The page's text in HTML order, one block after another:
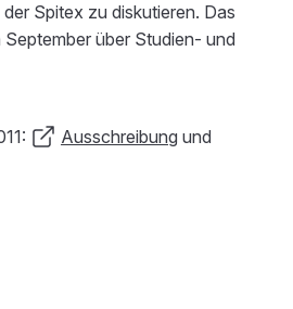
Spitex zu diskutieren. Das
über Studien- und
Ausschreibung und